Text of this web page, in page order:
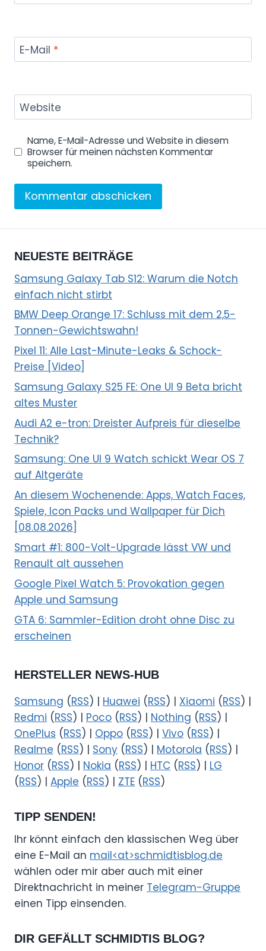
E-Mail *
Website
Name, E-Mail-Adresse und Website in diesem
Browser für meinen nächsten Kommentar
speichern.
NEUESTE BEITRÄGE
Samsung Galaxy Tab S12: Warum die Notch
einfach nicht stirbt
BMW Deep Orange 17: Schluss mit dem 2,5-
Tonnen-Gewichtswahn!
Pixel 11: Alle Last-Minute-Leaks & Schock-
Preise [Video]
Samsung Galaxy S25 FE: One UI 9 Beta bricht
altes Muster
Audi A2 e-tron: Dreister Aufpreis für dieselbe
Technik?
Samsung: One UI 9 Watch schickt Wear OS 7
auf Altgeräte
An diesem Wochenende: Apps, Watch Faces,
Spiele, Icon Packs und Wallpaper für Dich
[08.08.2026]
Smart #1: 800-Volt-Upgrade lässt VW und
Renault alt aussehen
Google Pixel Watch 5: Provokation gegen
Apple und Samsung
GTA 6: Sammler-Edition droht ohne Disc zu
erscheinen
HERSTELLER NEWS-HUB
Samsung (RSS) | Huawei (RSS) | Xiaomi (RSS) |
Redmi (RSS) | Poco (RSS) | Nothing (RSS) |
OnePlus (RSS) | Oppo (RSS) | Vivo (RSS) |
Realme (RSS) | Sony (RSS) | Motorola (RSS) |
Honor (RSS) | Nokia (RSS) | HTC (RSS) | LG
(RSS) | Apple (RSS) | ZTE (RSS)
TIPP SENDEN!
Ihr könnt einfach den klassischen Weg über
eine E-Mail an mail<at>schmidtisblog.de
wählen oder mir aber auch mit einer
Direktnachricht in meiner Telegram-Gruppe
einen Tipp einsenden.
DIR GEFÄLLT SCHMIDTIS BLOG?